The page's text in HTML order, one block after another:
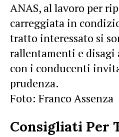
ANAS, al lavoro per
carreggiata in
tratto interessato si
rallentamenti e disagi
con i conducenti
prudenza.
Foto: Franco Assenza
Consigliati Per